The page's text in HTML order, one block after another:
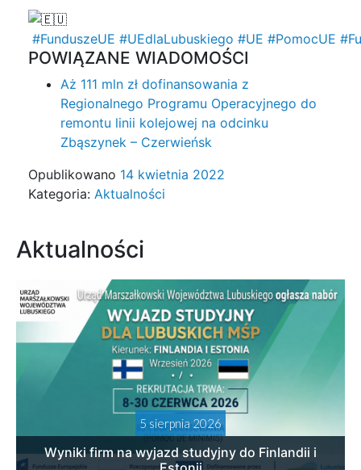
#FunduszeUE #UEdlaLubuskiego #UE #PomocUE
POWIĄZANE WIADOMOŚCI
Aż 111 mln zł dofinansowania z
Regionalnego Programu Operacyjnego do
remontu linii kolejowej na odcinku
Zbąszynek – Czerwieńsk
Opublikowano 14 kwietnia 2022
Kategoria: Aktualności
Aktualności
5 sierpnia 2026
Wyniki firm na wyjazd studyjny do Finlandii i